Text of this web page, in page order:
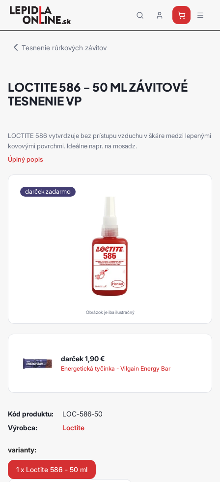
Priemyselné
lepidlá
Tesnenie rúrkových závitov
LOCTITE 586 - 50 ML ZÁVITOVÉ
TESNENIE VP
LOCTITE 586 vytvrdzuje bez prístupu vzduchu v škáre medzi lepenými
kovovými povrchmi. Ideálne napr. na mosadz.
Úplný popis
darček zadarmo
Obrázok je iba ilustračný
darček 1,90€
Energetická tyčinka - Vilgain Energy Bar
Kód produktu:
LOC-586-50
Výrobca:
Loctite
varianty:
1 x Loctite 586 - 50 ml